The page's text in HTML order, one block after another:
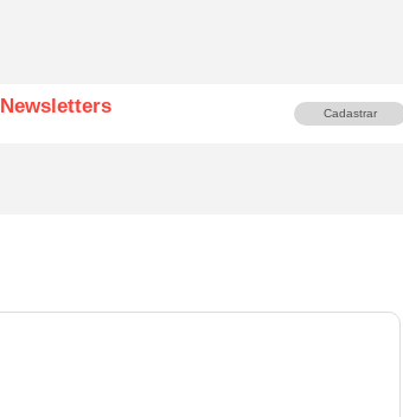
Newsletters Cadastrar